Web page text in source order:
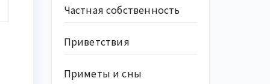
Частная собственность
Приветствия
Приметы и сны